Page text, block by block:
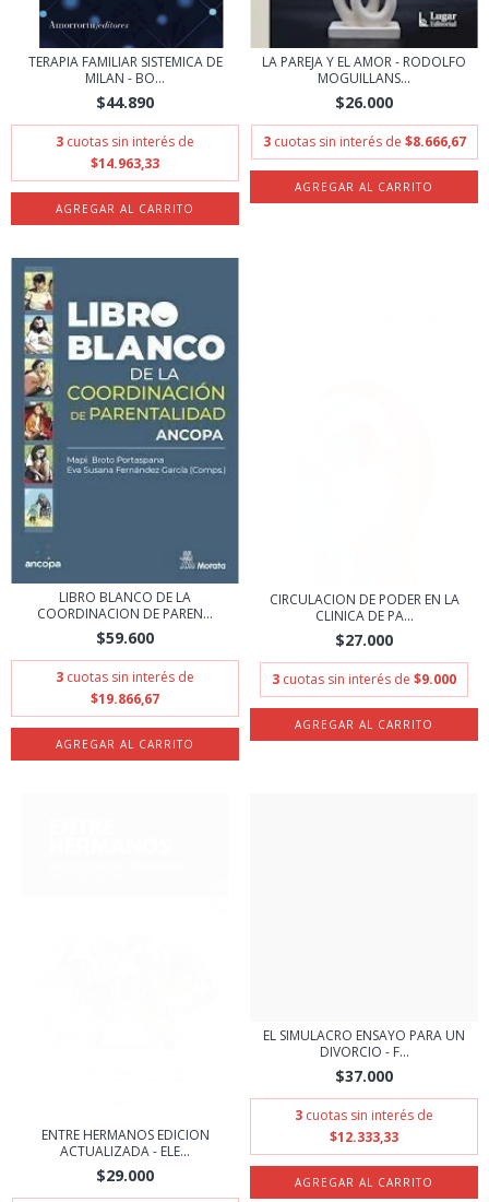
TERAPIA FAMILIAR SISTEMICA DE
MILAN - BO...
$44.890
3 cuotas sin interés de
$14.963,33
LA PAREJA Y EL AMOR - RODOLFO
MOGUILLANS...
$26.000
3 cuotas sin interés de $8.666,67
LIBRO BLANCO DE LA
COORDINACION DE PAREN...
$59.600
3 cuotas sin interés de
$19.866,67
CIRCULACION DE PODER EN LA
CLINICA DE PA...
$27.000
3 cuotas sin interés de $9.000
ENTRE HERMANOS EDICION
ACTUALIZADA - ELE...
$29.000
EL SIMULACRO ENSAYO PARA UN
DIVORCIO - F...
$37.000
3 cuotas sin interés de
$12.333,33